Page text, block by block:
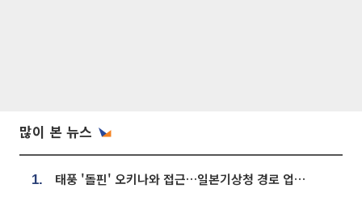
많이 본 뉴스
1. 태풍 '돌핀' 오키나와 접근…일본기상청 경로 업데이트